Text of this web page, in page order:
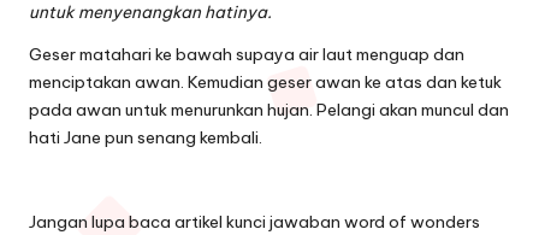
untuk menyenangkan hatinya.
Geser matahari ke bawah supaya air laut menguap dan
menciptakan awan. Kemudian geser awan ke atas dan ketuk
pada awan untuk menurunkan hujan. Pelangi akan muncul dan
hati Jane pun senang kembali.
Jangan lupa baca artikel kunci jawaban word of wonders